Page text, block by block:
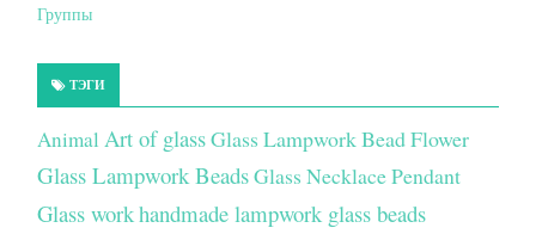
Группы
ТЭГИ
Animal Art of glassGlass Lampwork Bead Flower
Glass Lampwork BeadsGlass Necklace Pendant
Glass workhandmade lampwork glass beads